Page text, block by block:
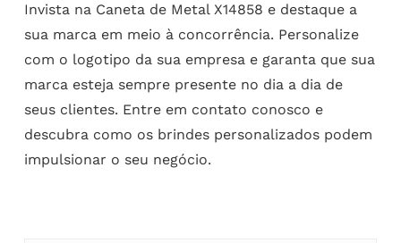
Invista na Caneta de Metal X14858 e destaque a
sua marca em meio à concorrência. Personalize
com o logotipo da sua empresa e garanta que sua
marca esteja sempre presente no dia a dia de
seus clientes. Entre em contato conosco e
descubra como os brindes personalizados podem
impulsionar o seu negócio.